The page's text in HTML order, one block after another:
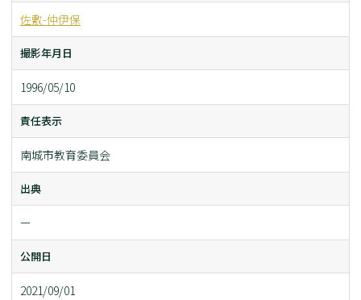
佐敷-仲伊保
撮影年月日
1996/05/10
責任表示
南城市教育委員会
出典
ー
公開日
2021/09/01